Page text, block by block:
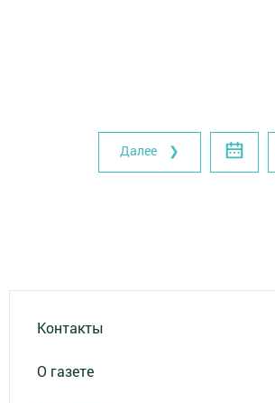
Далее ❯
Контакты
О газете